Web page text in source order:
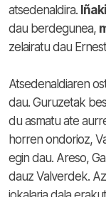
atsedenaldira. Iñaki
dau berdegunea,
zelairatu dau
Atsedenaldiaren
dau. Guruzetak
du asmatu ate
horren ondorioz,
egin dau. Areso,
dauz Valverdek.